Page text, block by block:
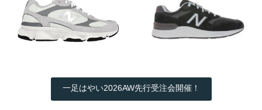
一足はやい2026AW先行受注会開催！